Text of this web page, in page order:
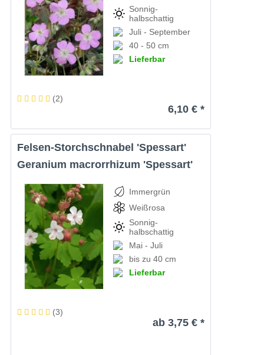
Sonnig-
halbschattig
Juli - September
40 - 50 cm
Lieferbar
(2)
6,10 € *
Felsen-Storchschnabel 'Spessart'
Geranium macrorrhizum 'Spessart'
Immergrün
Weißrosa
Sonnig-
halbschattig
Mai - Juli
bis zu 40 cm
Lieferbar
(3)
ab 3,75 € *